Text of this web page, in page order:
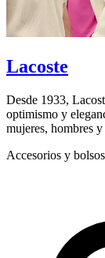
Lacoste
Desde 1933,
optimismo y
mujeres, hombres
Accesorios y